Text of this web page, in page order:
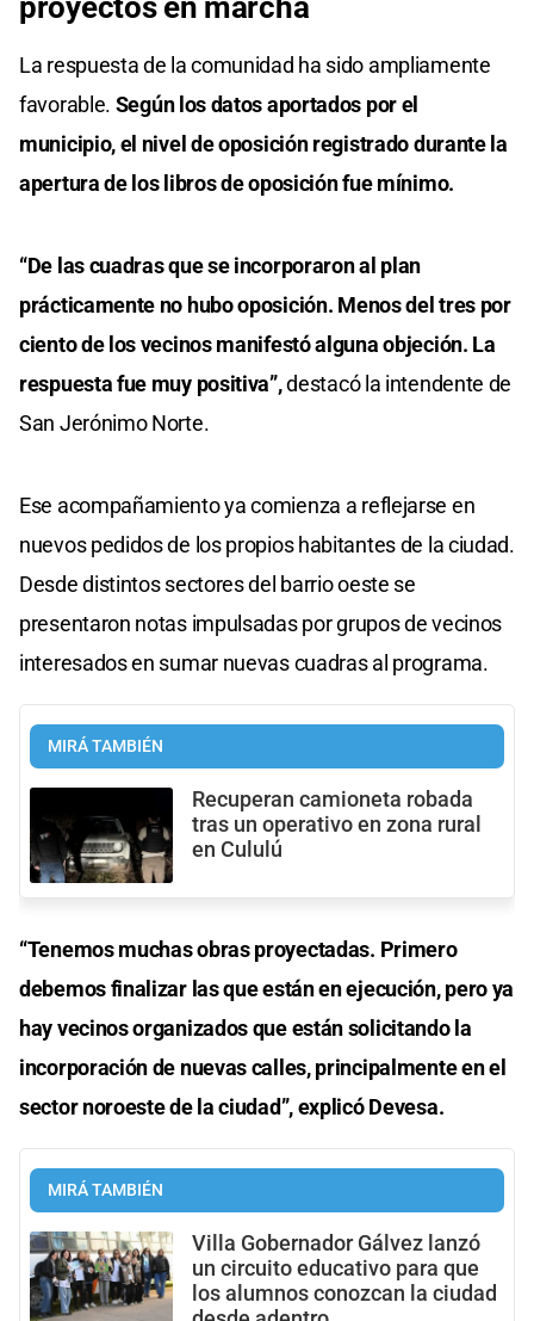
La respuesta de la comunidad ha sido ampliamente
favorable. Según los datos aportados por el
municipio, el nivel de oposición registrado durante la
apertura de los libros de oposición fue mínimo.
“De las cuadras que se incorporaron al plan
prácticamente no hubo oposición. Menos del tres por
ciento de los vecinos manifestó alguna objeción. La
respuesta fue muy positiva”,destacó la intendente de
San Jerónimo Norte.
Ese acompañamiento ya comienza a reflejarse en
nuevos pedidos de los propios habitantes de la ciudad.
Desde distintos sectores del barrio oeste se
presentaron notas impulsadas por grupos de vecinos
interesados en sumar nuevas cuadras al programa.
MIRÁ TAMBIÉN
Recuperan camioneta robada
tras un operativo en zona rural
en Cululú
“Tenemos muchas obras proyectadas. Primero
debemos finalizar las que están en ejecución, pero ya
hay vecinos organizados que están solicitando la
incorporación de nuevas calles, principalmente en el
sector noroeste de la ciudad”, explicó Devesa.
MIRÁ TAMBIÉN
Villa Gobernador Gálvez lanzó
un circuito educativo para que
los alumnos conozcan la ciudad